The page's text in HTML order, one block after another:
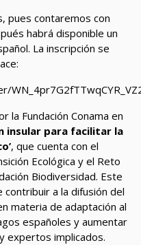
pues contaremos con
habrá disponible un
La inscripción se
la Fundación Conama en
insular para facilitar la
, que cuenta con el
Ecológica y el Reto
Biodiversidad. Este
a la difusión del
materia de adaptación al
españoles y aumentar
expertos implicados.